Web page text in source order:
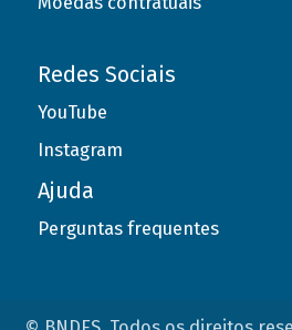
Redes Sociais
YouTube
Instagram
Ajuda
Perguntas frequentes